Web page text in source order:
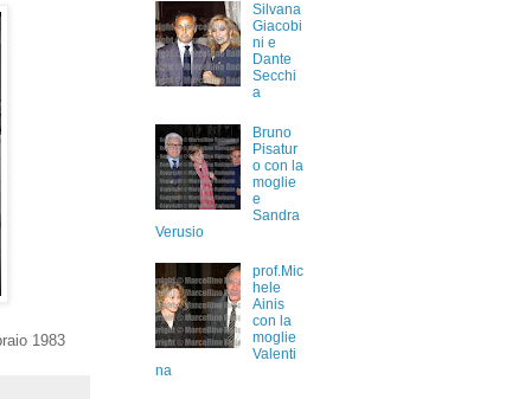
1983
Silvana
Giacobi
ni e
Dante
Secchi
a
Bruno
Pisatur
o con la
moglie
e
Sandra
Verusio
prof.Mic
hele
Ainis
con la
moglie
Valenti
na